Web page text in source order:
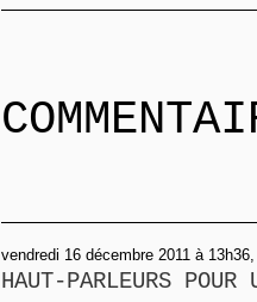
vendredi 16 décembre 2011 à
HAUT-PARLEURS POUR